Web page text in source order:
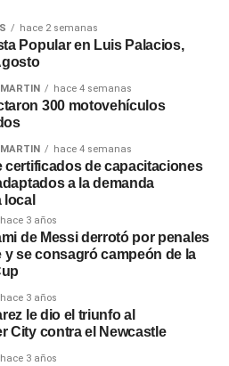
de organismos «en algunos
posibles despidos,Adorni
más no tiene razón de ser
sueldo con sus impuestos».
hace 2 semanas
Popular en Luis Palacios,
hace 4 semanas
300 motovehículos
hace 4 semanas
certificados de capacitaciones
a la demanda
hace 3 años
de Messi derrotó por penales
y se consagró campeón de la
hace 3 años
le dio el triunfo al
City contra el Newcastle
hace 3 años